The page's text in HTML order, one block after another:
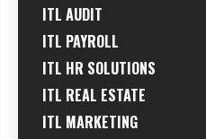
ITL AUDIT
ITL PAYROLL
ITL HR SOLUTIONS
ITL REAL ESTATE
ITL MARKETING